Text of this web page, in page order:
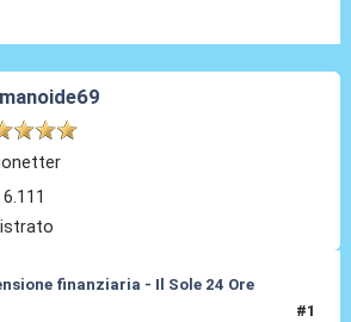
6.111
finanziaria - Il Sole 24 Ore
#1